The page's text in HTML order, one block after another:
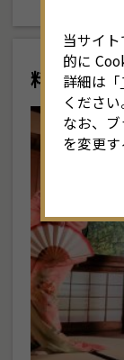
料亭と芸者
当サイ
的に
詳細は「
ください
なお、
を変更す